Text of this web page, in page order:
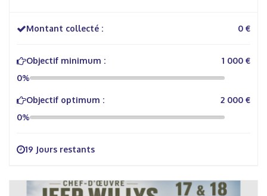
Montant collecté : 0 €
Objectif minimum :
1 000 €
0%
Objectif optimum :
2 000 €
0%
19 Jours restants